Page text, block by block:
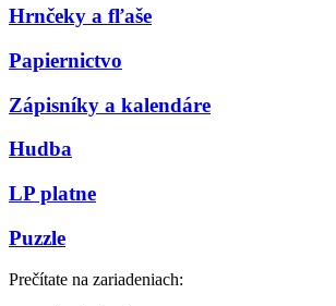
Hrnčeky a fľaše
Papiernictvo
Zápisníky a kalendáre
Hudba
LP platne
Puzzle
Prečítate na zariadeniach: